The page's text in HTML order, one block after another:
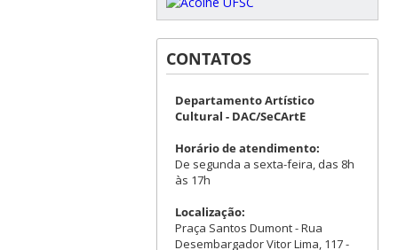
CONTATOS
Departamento Artístico
Cultural - DAC/SeCArtE
Horário de atendimento:
De segunda a sexta-feira, das 8h
às 17h
Localização:
Praça Santos Dumont - Rua
Desembargador Vitor Lima, 117 -